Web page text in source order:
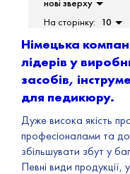
нові зверху
На сторінку: 10
Німецька
лідерів у
засобів,
для педикюру.
Дуже висока якість
професіоналами та
збільшувати збут у
Певні види продукції,